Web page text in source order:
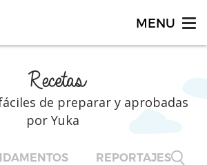
Recetas
de preparar y aprobadas
por Yuka
REPORTAJES